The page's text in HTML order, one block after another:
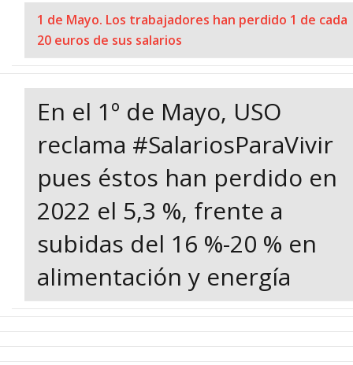
1 de Mayo. Los trabajadores han perdido 1 de cada
20 euros de sus salarios
En el 1º de Mayo, USO
reclama #SalariosParaVivir
pues éstos han perdido en
2022 el 5,3 %, frente a
subidas del 16 %-20 % en
alimentación y energía